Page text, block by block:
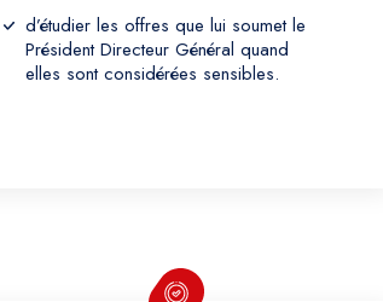
d’étudier les offres que lui soumet le
Président Directeur Général quand
elles sont considérées sensibles.